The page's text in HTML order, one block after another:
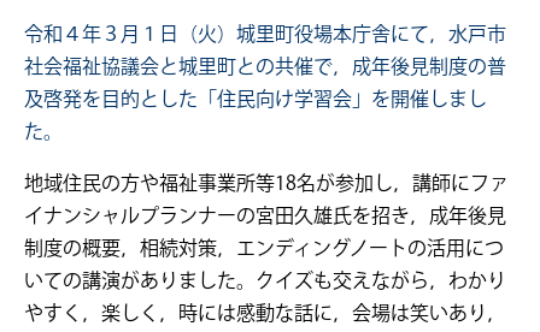
令和４年３月１日（火）城里町役場本庁舎にて，水戸市
社会福祉協議会と城里町との共催で，成年後見制度の普
及啓発を目的とした「住民向け学習会」を開催しまし
た。
地域住民の方や福祉事業所等18名が参加し，講師にファ
イナンシャルプランナーの宮田久雄氏を招き，成年後見
制度の概要，相続対策，エンディングノートの活用につ
いての講演がありました。クイズも交えながら，わかり
やすく，楽しく，時には感動な話に，会場は笑いあり，